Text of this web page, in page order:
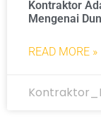
Kontraktor
Mengenai
READ MORE »